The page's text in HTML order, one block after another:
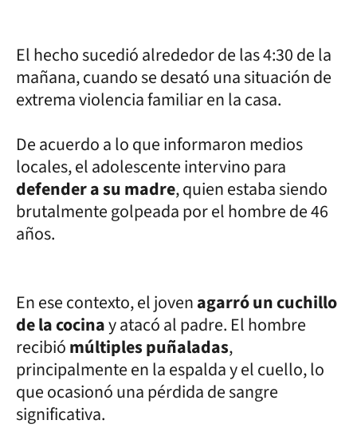
El hecho sucedió alrededor de las 4:30 de la
mañana, cuando se desató una situación de
extrema violencia familiar en la casa.
De acuerdo a lo que informaron medios
locales, el adolescente intervino para
defender a su madre, quien estaba siendo
brutalmente golpeada por el hombre de 46
años.
En ese contexto, el jovenagarró un cuchillo
de la cocinay atacó al padre. El hombre
recibiómúltiples puñaladas,
principalmente en la espalda y el cuello, lo
que ocasionó una pérdida de sangre
significativa.